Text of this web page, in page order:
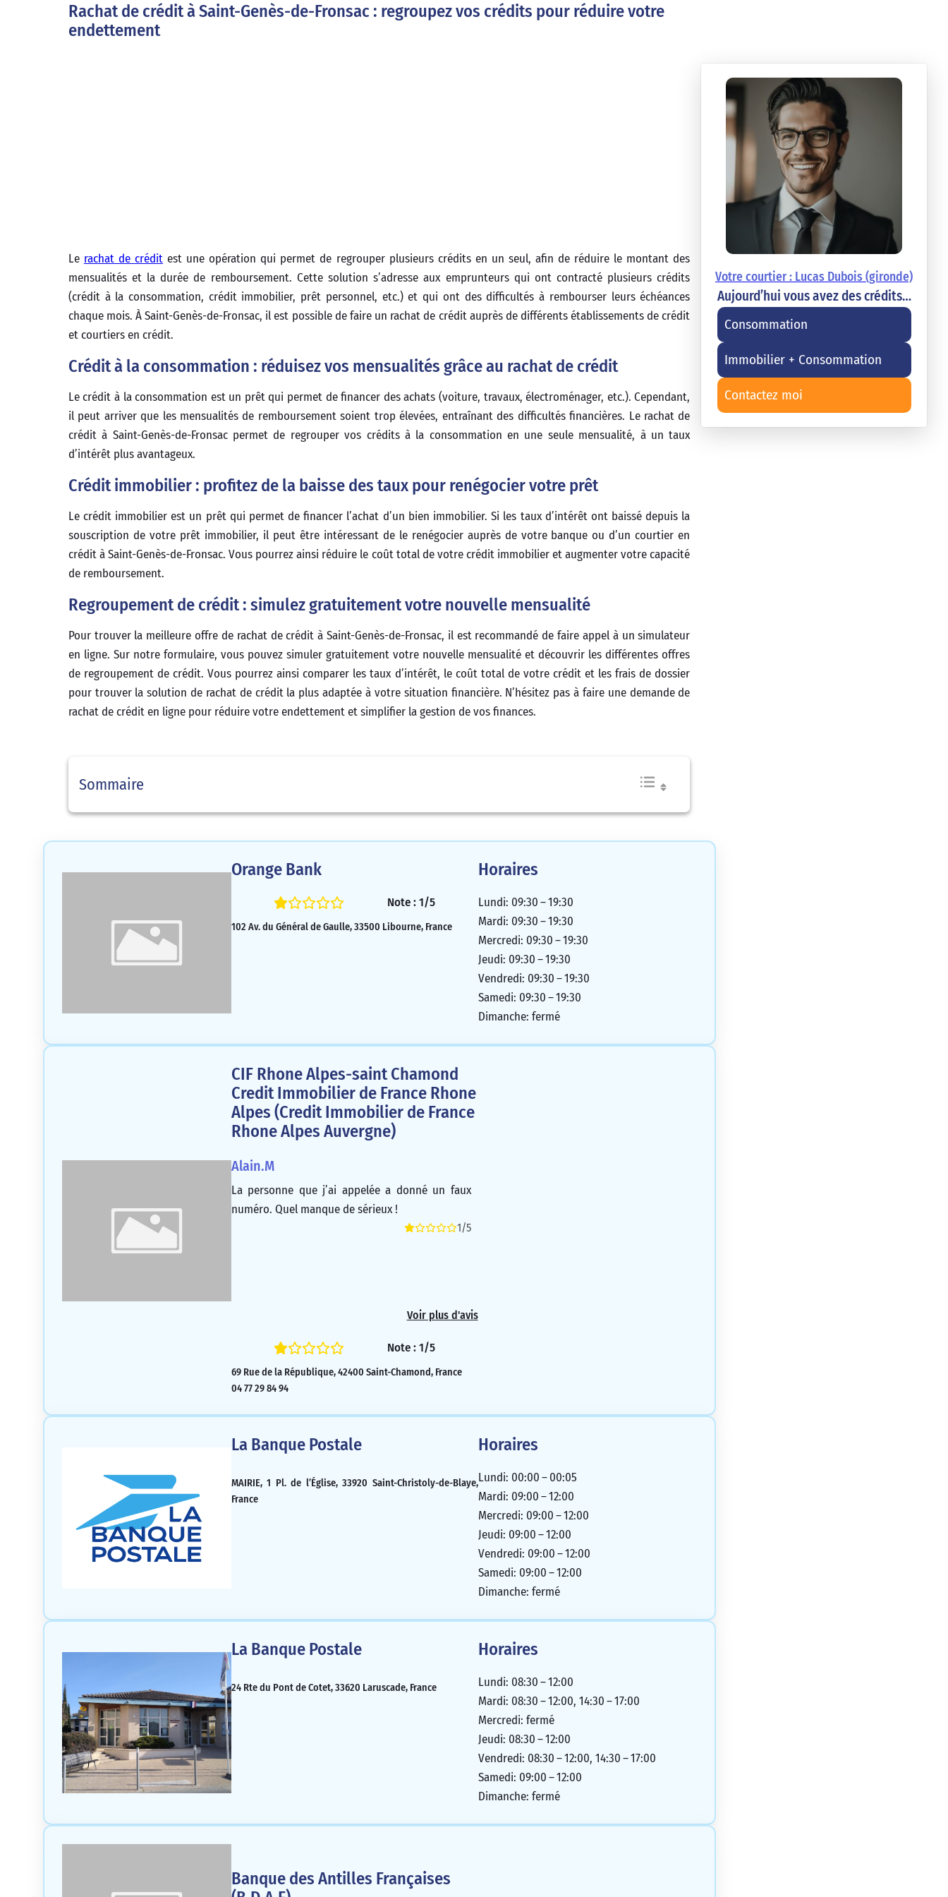
Votre courtier : Lucas Dubois (gironde)
Aujourd’hui vous avez des crédits…
Consommation
Immobilier + Consommation
Contactez moi
Rachat de crédit à Saint-Genès-de-Fronsac : regroupez vos crédits pour réduire votre
endettement
Le rachat de crédit est une opération qui permet de regrouper plusieurs crédits en un seul, afin de réduire le montant des
mensualités et la durée de remboursement. Cette solution s’adresse aux emprunteurs qui ont contracté plusieurs crédits
(crédit à la consommation, crédit immobilier, prêt personnel, etc.) et qui ont des difficultés à rembourser leurs échéances
chaque mois. À Saint-Genès-de-Fronsac, il est possible de faire un rachat de crédit auprès de différents établissements de crédit
et courtiers en crédit.
Crédit à la consommation : réduisez vos mensualités grâce au rachat de crédit
Le crédit à la consommation est un prêt qui permet de financer des achats (voiture, travaux, électroménager, etc.). Cependant,
il peut arriver que les mensualités de remboursement soient trop élevées, entraînant des difficultés financières. Le rachat de
crédit à Saint-Genès-de-Fronsac permet de regrouper vos crédits à la consommation en une seule mensualité, à un taux
d’intérêt plus avantageux.
Crédit immobilier : profitez de la baisse des taux pour renégocier votre prêt
Le crédit immobilier est un prêt qui permet de financer l’achat d’un bien immobilier. Si les taux d’intérêt ont baissé depuis la
souscription de votre prêt immobilier, il peut être intéressant de le renégocier auprès de votre banque ou d’un courtier en
crédit à Saint-Genès-de-Fronsac. Vous pourrez ainsi réduire le coût total de votre crédit immobilier et augmenter votre capacité
de remboursement.
Regroupement de crédit : simulez gratuitement votre nouvelle mensualité
Pour trouver la meilleure offre de rachat de crédit à Saint-Genès-de-Fronsac, il est recommandé de faire appel à un simulateur
en ligne. Sur notre formulaire, vous pouvez simuler gratuitement votre nouvelle mensualité et découvrir les différentes offres
de regroupement de crédit. Vous pourrez ainsi comparer les taux d’intérêt, le coût total de votre crédit et les frais de dossier
pour trouver la solution de rachat de crédit la plus adaptée à votre situation financière. N’hésitez pas à faire une demande de
rachat de crédit en ligne pour réduire votre endettement et simplifier la gestion de vos finances.
Sommaire
Orange Bank
Note : 1/5
102 Av. du Général de Gaulle, 33500 Libourne, France
Horaires
Lundi: 09:30 – 19:30
Mardi: 09:30 – 19:30
Mercredi: 09:30 – 19:30
Jeudi: 09:30 – 19:30
Vendredi: 09:30 – 19:30
Samedi: 09:30 – 19:30
Dimanche: fermé
CIF Rhone Alpes-saint Chamond
Credit Immobilier de France Rhone
Alpes (Credit Immobilier de France
Rhone Alpes Auvergne)
Alain.M
La personne que j’ai appelée a donné un faux
numéro. Quel manque de sérieux !
1/5
Voir plus d'avis
Note : 1/5
69 Rue de la République, 42400 Saint-Chamond, France
04 77 29 84 94
La Banque Postale
MAIRIE, 1 Pl. de l’Église, 33920 Saint-Christoly-de-Blaye,
France
Horaires
Lundi: 00:00 – 00:05
Mardi: 09:00 – 12:00
Mercredi: 09:00 – 12:00
Jeudi: 09:00 – 12:00
Vendredi: 09:00 – 12:00
Samedi: 09:00 – 12:00
Dimanche: fermé
La Banque Postale
24 Rte du Pont de Cotet, 33620 Laruscade, France
Horaires
Lundi: 08:30 – 12:00
Mardi: 08:30 – 12:00, 14:30 – 17:00
Mercredi: fermé
Jeudi: 08:30 – 12:00
Vendredi: 08:30 – 12:00, 14:30 – 17:00
Samedi: 09:00 – 12:00
Dimanche: fermé
Banque des Antilles Françaises